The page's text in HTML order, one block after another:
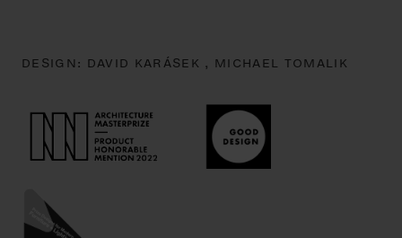
DESIGN: DAVID KARÁSEK , MICHAEL TOMALIK